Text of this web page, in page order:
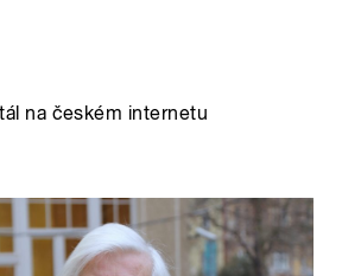
na českém internetu